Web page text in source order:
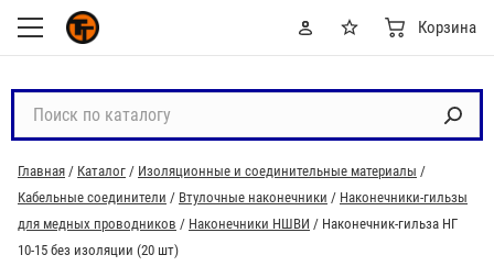
Корзина
с
к
п
о
Главная / Каталог / Изоляционные и соединительные материалы /
Кабельные соединители / Втулочные наконечники / Наконечники-гильзы
для медных проводников / Наконечники НШВИ / Наконечник-гильза НГ
10-15 без изоляции (20 шт)